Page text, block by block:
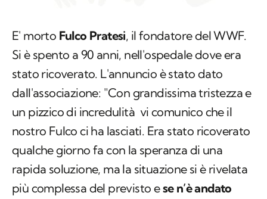
E' morto Fulco Pratesi, il fondatore del WWF.
Si è spento a 90 anni, nell'ospedale dove era
stato ricoverato. L'annuncio è stato dato
dall'associazione: "Con grandissima tristezza e
un pizzico di incredulità vi comunico che il
nostro Fulco ci ha lasciati. Era stato ricoverato
qualche giorno fa con la speranza di una
rapida soluzione, ma la situazione si è rivelata
più complessa del previsto ese n’è andato